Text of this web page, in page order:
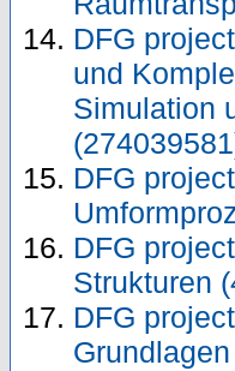
DFG
und
Simulation
DFG
DFG
Strukturen
DFG